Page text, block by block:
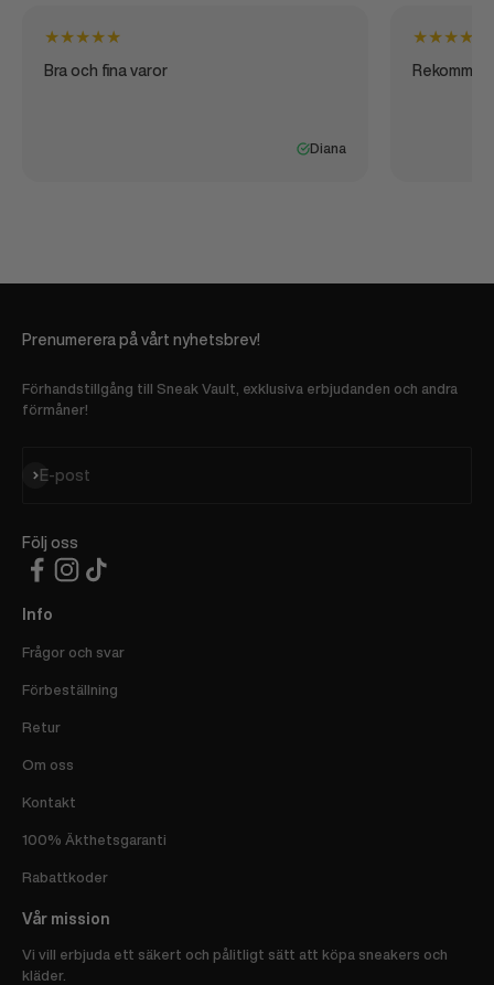
★★★★★
Bra och fina varor
Diana
★★★★
Prenumerera på vårt nyhetsbrev!
Förhandstillgång till Sneak Vault, exklusiva erbjudanden och andra
förmåner!
E-post
Prenumerera
Följ oss
Info
Frågor och svar
Förbeställning
Retur
Om oss
Kontakt
100% Äkthetsgaranti
Rabattkoder
Vår mission
Vi vill erbjuda ett säkert och pålitligt sätt att köpa sneakers och
kläder.